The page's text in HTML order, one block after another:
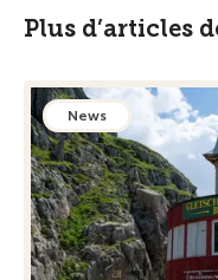
Plus d’articles
News